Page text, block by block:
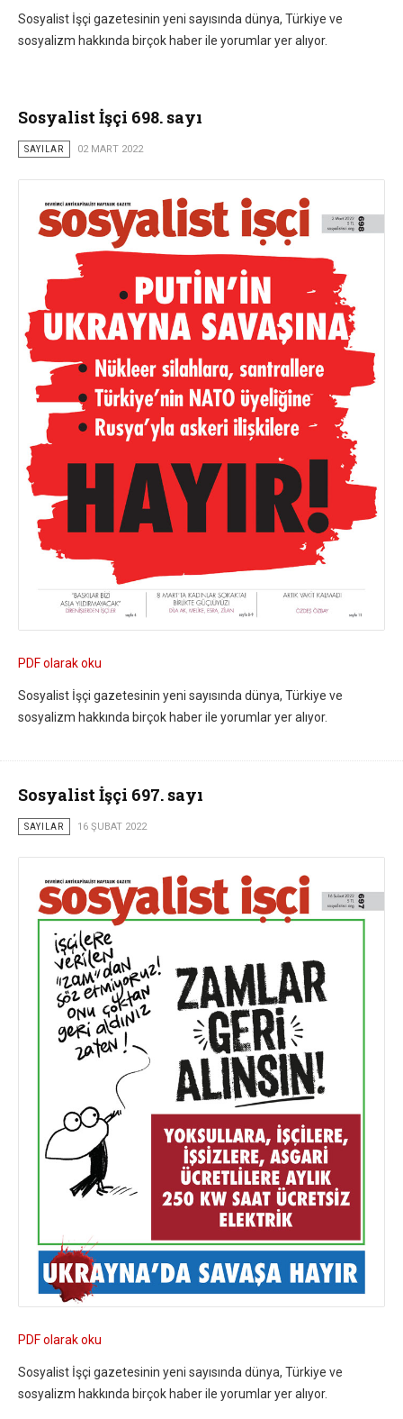
Sosyalist İşçi gazetesinin yeni sayısında dünya, Türkiye ve
sosyalizm hakkında birçok haber ile yorumlar yer alıyor.
Sosyalist İşçi 698. sayı
SAYILAR 02 MART 2022
PDF olarak oku
Sosyalist İşçi gazetesinin yeni sayısında dünya, Türkiye ve
sosyalizm hakkında birçok haber ile yorumlar yer alıyor.
Sosyalist İşçi 697. sayı
SAYILAR 16 ŞUBAT 2022
PDF olarak oku
Sosyalist İşçi gazetesinin yeni sayısında dünya, Türkiye ve
sosyalizm hakkında birçok haber ile yorumlar yer alıyor.